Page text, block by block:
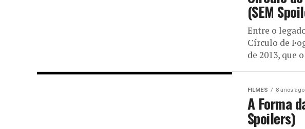
(SEM
Entre o
Círculo de
de 2013, que
FILMES 8 anos ago
A Forma
Spoilers)